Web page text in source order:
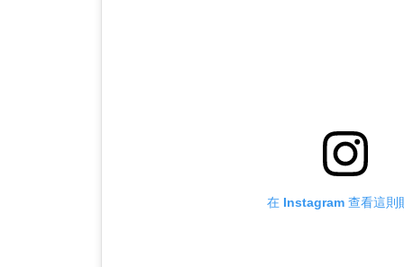
在 Instagram 查看這則